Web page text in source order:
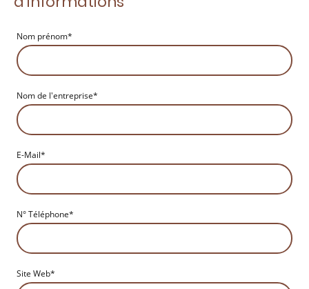
Nom prénom*
Nom de l'entreprise*
E-Mail*
N° Téléphone*
Site Web*